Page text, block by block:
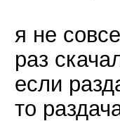
я не
раз
если
то